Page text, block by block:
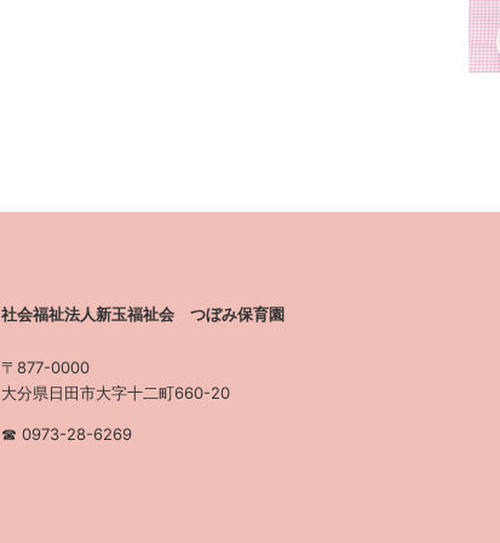
社会福祉法人新玉福祉会 つぼみ保育園
〒877-0000
大分県日田市大字十二町660-20
☎︎ 0973-28-6269